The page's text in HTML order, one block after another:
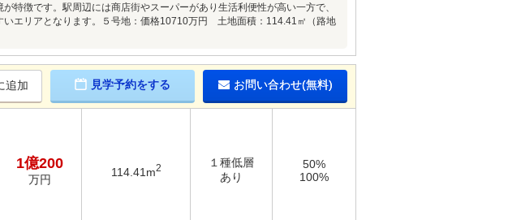
特徴です。駅周辺には商店街やスーパーがあり生活利便性が高い一方で、
エリアとなります。５号地：価格10710万円 土地面積：114.41㎡（路地
追加 見学予約をする お問い合わせ(無料)
1億200
万円
114.41m2
１種低層
あり
50%
100%